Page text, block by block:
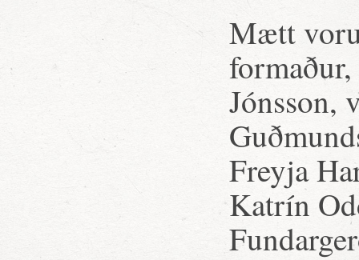
Mætt
Jónsson,
Freyja
Katrín